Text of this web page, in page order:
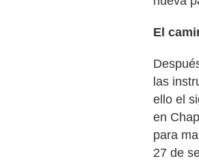
El
las
ello el
en
para
27 de